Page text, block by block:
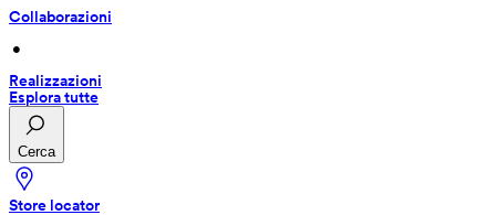
Collaborazioni
•
Realizzazioni
Esplora tutte
Cerca
Store locator